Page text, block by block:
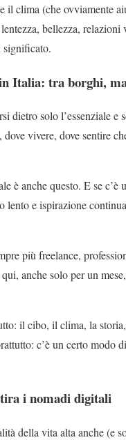
il clima (che ovviamente
bellezza, relazioni
significato.
Italia: tra borghi,
dietro solo l’essenziale e
vivere, dove sentire
è anche questo. E se c’è
lento e ispirazione
più freelance,
anche solo per un
il cibo, il clima, la
c’è un certo modo
i nomadi digitali
della vita alta anche (e